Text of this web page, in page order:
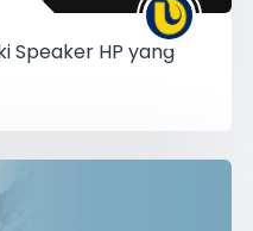
Speaker HP yang